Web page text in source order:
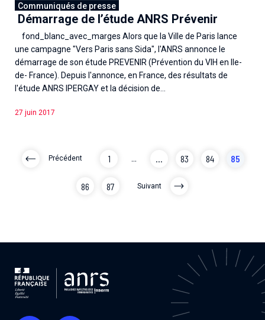
Communiqués de presse
Démarrage de l’étude ANRS Prévenir
fond_blanc_avec_marges Alors que la Ville de Paris lance
une campagne "Vers Paris sans Sida", l'ANRS annonce le
démarrage de son étude PREVENIR (Prévention du VIH en Ile-
de- France). Depuis l'annonce, en France, des résultats de
l'étude ANRS IPERGAY et la décision de...
27 juin 2017
Précédent 1 ... ... 83 84 85
86 87 Suivant